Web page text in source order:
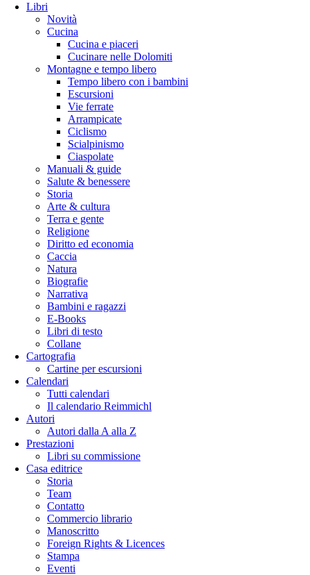
Libri
Novità
Cucina
Cucina e piaceri
Cucinare nelle Dolomiti
Montagne e tempo libero
Tempo libero con i bambini
Escursioni
Vie ferrate
Arrampicate
Ciclismo
Scialpinismo
Ciaspolate
Manuali & guide
Salute & benessere
Storia
Arte & cultura
Terra e gente
Religione
Diritto ed economia
Caccia
Natura
Biografie
Narrativa
Bambini e ragazzi
E-Books
Libri di testo
Collane
Cartografia
Cartine per escursioni
Calendari
Tutti calendari
Il calendario Reimmichl
Autori
Autori dalla A alla Z
Prestazioni
Libri su commissione
Casa editrice
Storia
Team
Contatto
Commercio librario
Manoscritto
Foreign Rights & Licences
Stampa
Eventi